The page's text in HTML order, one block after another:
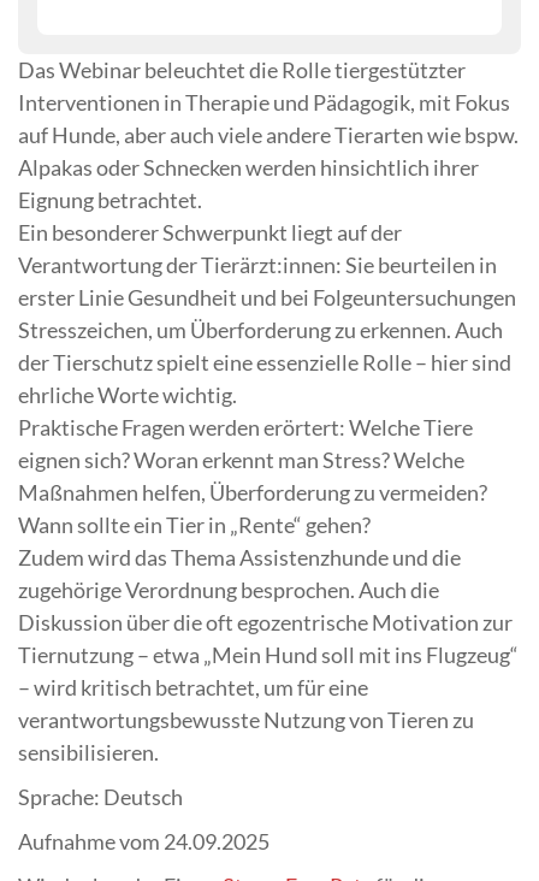
Das Webinar beleuchtet die Rolle tiergestützter
Interventionen in Therapie und Pädagogik, mit Fokus
auf Hunde, aber auch viele andere Tierarten wie bspw.
Alpakas oder Schnecken werden hinsichtlich ihrer
Eignung betrachtet.
Ein besonderer Schwerpunkt liegt auf der
Verantwortung der Tierärzt:innen: Sie beurteilen in
erster Linie Gesundheit und bei Folgeuntersuchungen
Stresszeichen, um Überforderung zu erkennen. Auch
der Tierschutz spielt eine essenzielle Rolle – hier sind
ehrliche Worte wichtig.
Praktische Fragen werden erörtert: Welche Tiere
eignen sich? Woran erkennt man Stress? Welche
Maßnahmen helfen, Überforderung zu vermeiden?
Wann sollte ein Tier in „Rente“ gehen?
Zudem wird das Thema Assistenzhunde und die
zugehörige Verordnung besprochen. Auch die
Diskussion über die oft egozentrische Motivation zur
Tiernutzung – etwa „Mein Hund soll mit ins Flugzeug“
– wird kritisch betrachtet, um für eine
verantwortungsbewusste Nutzung von Tieren zu
sensibilisieren.
Sprache: Deutsch
Aufnahme vom 24.09.2025